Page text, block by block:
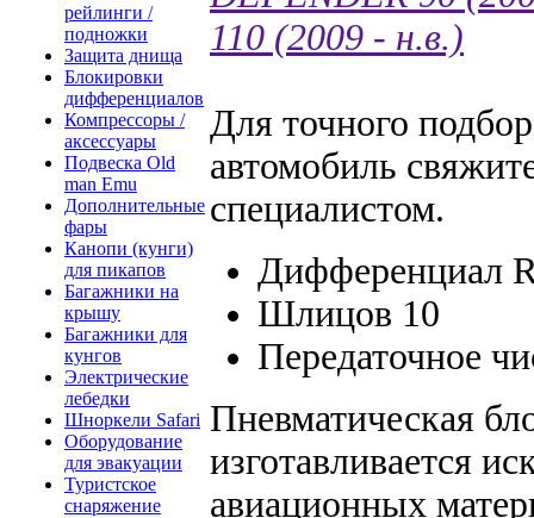
рейлинги /
подножки
Защита днища
Блокировки
дифференциалов
Компрессоры /
аксессуары
Подвеска Old
man Emu
Дополнительные
фары
Канопи (кунги)
для пикапов
Багажники на
крышу
Багажники для
кунгов
Электрические
лебедки
Шноркели Safari
Оборудование
для эвакуации
Туристское
снаряжение
110 (2009 - н.в.)
Для точного
автомобиль
специалистом.
Дифференциал
Шлицов 10
Передаточное
Пневматическая
изготавливается
авиационных